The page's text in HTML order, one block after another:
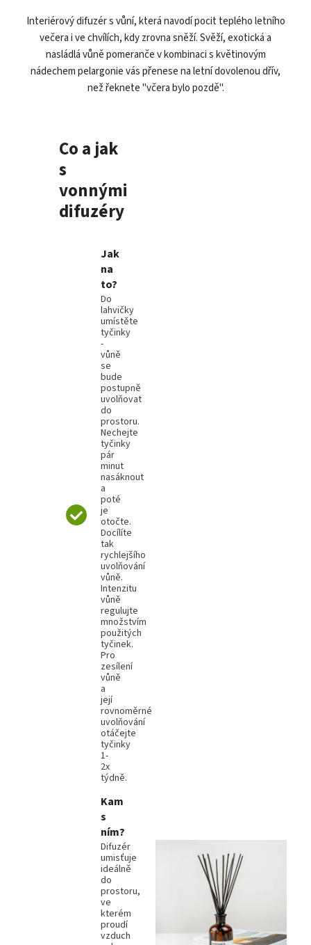
Interiérový difuzér s vůní, která navodí pocit teplého letního
večera i ve chvílích, kdy zrovna sněží. Svěží, exotická a
nasládlá vůně pomeranče v kombinaci s květinovým
nádechem pelargonie vás přenese na letní dovolenou dřív,
než řeknete "včera bylo pozdě".
Co a jak
s
vonnými
difuzéry
Jak
na
to?
Do
lahvičky
umístěte
tyčinky
-
vůně
se
bude
postupně
uvolňovat
do
prostoru.
Nechejte
tyčinky
pár
minut
nasáknout
a
poté
je
otočte.
Docílíte
tak
rychlejšího
uvolňování
vůně.
Intenzitu
vůně
regulujte
množstvím
použitých
tyčinek.
Pro
zesílení
vůně
a
její
rovnoměrné
uvolňování
otáčejte
tyčinky
1-
2x
týdně.
Kam
s
ním?
Difuzér
umisťuje
ideálně
do
prostoru,
ve
kterém
proudí
vzduch